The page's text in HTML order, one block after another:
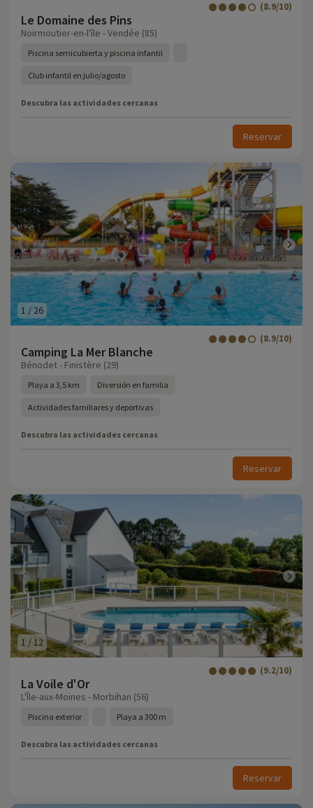
Le Domaine des Pins
(8.9/10)
Noirmoutier-en-l'île - Vendée (85)
Piscina semicubierta y piscina infantil
Club infantil en julio/agosto
Descubra las actividades cercanas
Reservar
1 / 26
Camping La Mer Blanche
(8.9/10)
Bénodet - Finistère (29)
Playa a 3,5 km Diversión en familia
Actividades familiares y deportivas
Descubra las actividades cercanas
Reservar
1 /12
La Voile d'Or
(9.2/10)
L'Île-aux-Moines - Morbihan (56)
Piscina exterior Playa a 300 m
Descubra las actividades cercanas
Reservar